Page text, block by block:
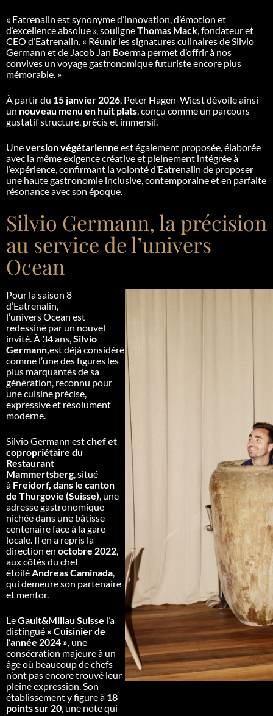
« Eatrenalin est synonyme d’innovation, d’émotion et
d’excellence absolue », souligneThomas Mack, fondateur et
CEO d’Eatrenalin. « Réunir les signatures culinaires de Silvio
Germann et de Jacob Jan Boerma permet d’offrir à nos
convives un voyage gastronomique futuriste encore plus
mémorable. »
À partir du 15 janvier 2026, Peter Hagen-Wiest dévoile ainsi
un nouveau menu en huit plats, conçu comme un parcours
gustatif structuré, précis et immersif.
Uneversion végétarienne est également proposée, élaborée
avec la même exigence créative et pleinement intégrée à
l’expérience, confirmant la volonté d’Eatrenalin de proposer
une haute gastronomie inclusive, contemporaine et en parfaite
résonance avec son époque.
Silvio Germann, la précision
au service de l’univers
Ocean
Pour la saison 8
d’Eatrenalin,
l’universOcean est
redessiné par un nouvel
invité. À 34 ans,Silvio
Germann,est déjà considéré
comme l’une des figures les
plus marquantes de sa
génération, reconnu pour
une cuisine précise,
expressive et résolument
moderne.
Silvio Germann estchef et
copropriétaire du
Restaurant
Mammertsberg, situé
à Freidorf, dans le canton
de Thurgovie (Suisse), une
adresse gastronomique
nichée dans une bâtisse
centenaire face à la gare
locale. Il en a repris la
direction en octobre 2022,
aux côtés du chef
étoiléAndreas Caminada,
qui demeure son partenaire
et mentor.
LeGault&Millau Suisse l’a
distingué « Cuisinier de
l’année 2024 », une
consécration majeure à un
âge où beaucoup de chefs
n’ont pas encore trouvé leur
pleine expression. Son
établissement y figure à 18
points sur 20, une note qui